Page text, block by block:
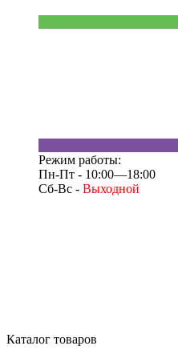
Режим работы:
Пн-Пт - 10:00—18:00
Сб-Вс - Выходной
Каталог товаров